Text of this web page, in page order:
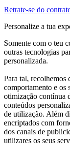
Retrate-se do
Personalize a tua
Somente com o teu
outras tecnologias
personalizada.
Para tal, recolhemos
comportamento e os
otimização contínua
conteúdos
de utilização. Além
encriptados com
dos canais de
utilizares os seus